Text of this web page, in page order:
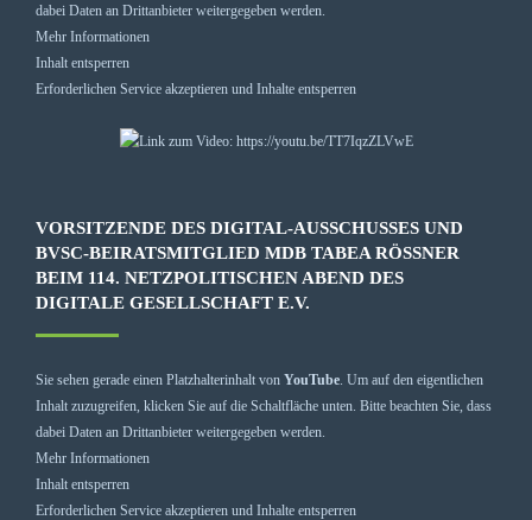
dabei Daten an Drittanbieter weitergegeben werden.
Mehr Informationen
Inhalt entsperren
Erforderlichen Service akzeptieren und Inhalte entsperren
VORSITZENDE DES DIGITAL-AUSSCHUSSES UND
BVSC-BEIRATSMITGLIED MDB TABEA RÖSSNER B
EIM 114. NETZPOLITISCHEN ABEND DES D
IGITALE GESELLSCHAFT E.V.
Sie sehen gerade einen Platzhalterinhalt von YouTube . Um auf den eigentlichen
Inhalt zuzugreifen, klicken Sie auf die Schaltfläche unten. Bitte beachten Sie, dass
dabei Daten an Drittanbieter weitergegeben werden.
Mehr Informationen
Inhalt entsperren
Erforderlichen Service akzeptieren und Inhalte entsperren